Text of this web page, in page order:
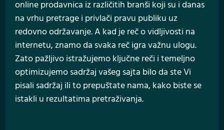
online prodavnica iz različitih branši koji su i danas
na vrhu pretrage i privlači pravu publiku uz
redovno održavanje. A kad je reč o vidljivosti na
internetu, znamo da svaka reč igra važnu ulogu.
Zato pažljivo istražujemo ključne reči i temeljno
optimizujemo sadržaj vašeg sajta bilo da ste Vi
pisali sadržaj ili to prepuštate nama, kako biste se
istakli u rezultatima pretraživanja.